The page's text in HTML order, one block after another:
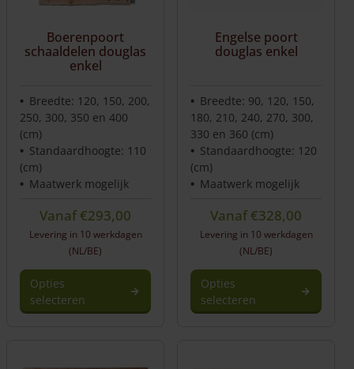
Boerenpoort
schaaldelen douglas
enkel
Breedte: 120, 150, 200,
250, 300, 350 en 400
(cm)
Standaardhoogte: 110
(cm)
Maatwerk mogelijk
Vanaf€293,00
Levering in 10 werkdagen
(NL/BE)
Opties
selecteren
Engelse poort
douglas enkel
Breedte: 90, 120, 150,
180, 210, 240, 270, 300,
330 en 360 (cm)
Standaardhoogte: 120
(cm)
Maatwerk mogelijk
Vanaf€328,00
Levering in 10 werkdagen
(NL/BE)
Opties
selecteren